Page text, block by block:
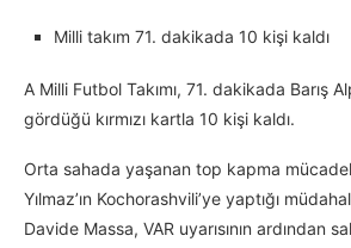
Milli takım 71. dakikada 10 kişi kaldı
A Milli Futbol Takımı, 71. dakikada Barış
gördüğü kırmızı kartla 10 kişi kaldı.
Orta sahada yaşanan top kapma
Yılmaz’ın Kochorashvili’ye yaptığı
Davide Massa, VAR uyarısının ardından